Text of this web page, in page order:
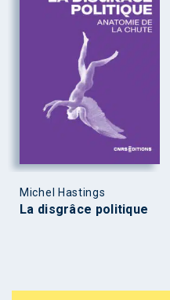
Michel Hastings
La disgrâce politique